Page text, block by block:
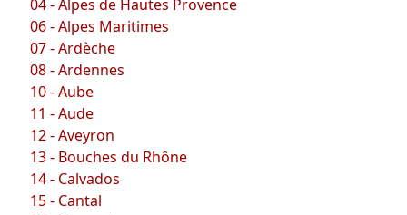
04 - Alpes de Hautes Provence
06 - Alpes Maritimes
07 - Ardèche
08 - Ardennes
10 - Aube
11 - Aude
12 - Aveyron
13 - Bouches du Rhône
14 - Calvados
15 - Cantal